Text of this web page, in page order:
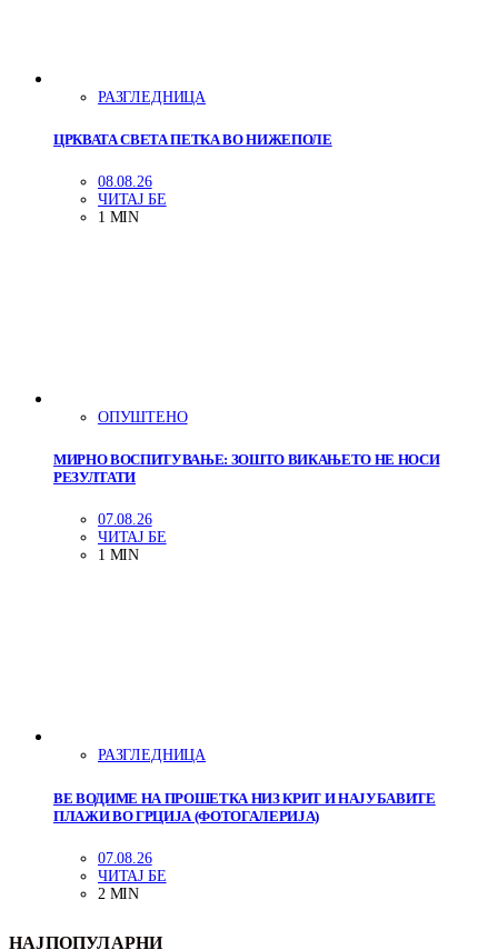
РАЗГЛЕДНИЦА
ЦРКВАТА СВЕТА ПЕТКА ВО НИЖЕПОЛЕ
08.08.26
ЧИТАЈ БЕ
1 MIN
ОПУШТЕНО
МИРНО ВОСПИТУВАЊЕ: ЗОШТО ВИКАЊЕТО НЕ НОСИ
РЕЗУЛТАТИ
07.08.26
ЧИТАЈ БЕ
1 MIN
РАЗГЛЕДНИЦА
ВЕ ВОДИМЕ НА ПРОШЕТКА НИЗ КРИТ И НАЈУБАВИТЕ
ПЛАЖИ ВО ГРЦИЈА (ФОТОГАЛЕРИЈА)
07.08.26
ЧИТАЈ БЕ
2 MIN
НАЈПОПУЛАРНИ